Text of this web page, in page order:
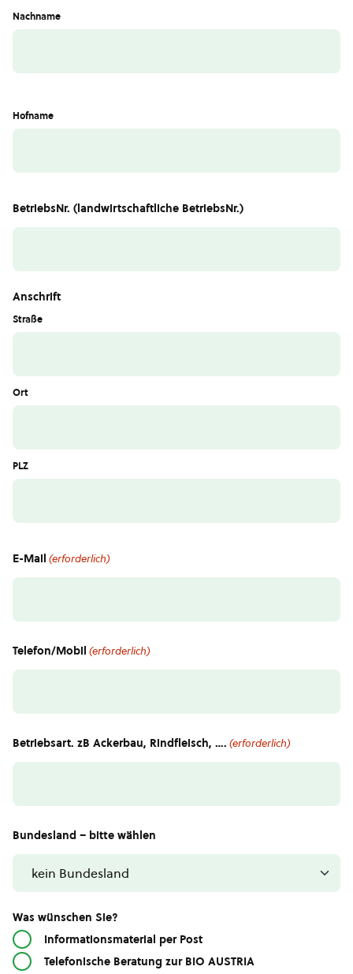
Nachname
Hofname
BetriebsNr. (landwirtschaftliche BetriebsNr.)
Anschrift
Straße
Ort
PLZ
E-Mail (erforderlich)
Telefon/Mobil (erforderlich)
Betriebsart. zB Ackerbau, Rindfleisch, …. (erforderlich)
Bundesland – bitte wählen
Was wünschen Sie?
Informationsmaterial per Post
Telefonische Beratung zur BIO AUSTRIA